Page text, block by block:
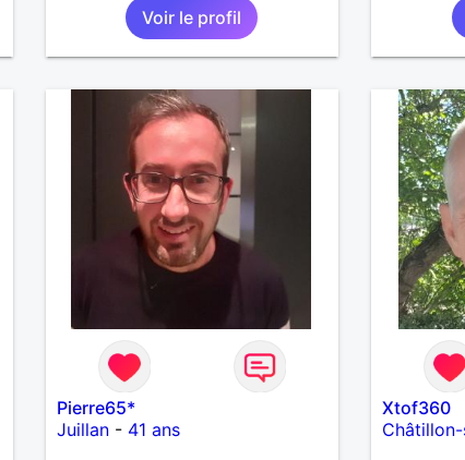
Voir le profil
Pierre65*
Juillan- 41 ans
Xtof360